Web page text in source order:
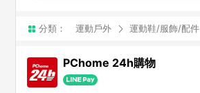
分類： 運動戶外 運動鞋/服飾/配件
PChome 24h購物